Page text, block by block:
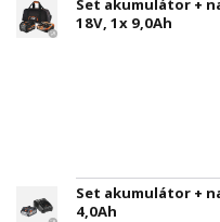
Set akumulátor +
18V, 1x 9,0Ah
Set akumulátor +
4,0Ah